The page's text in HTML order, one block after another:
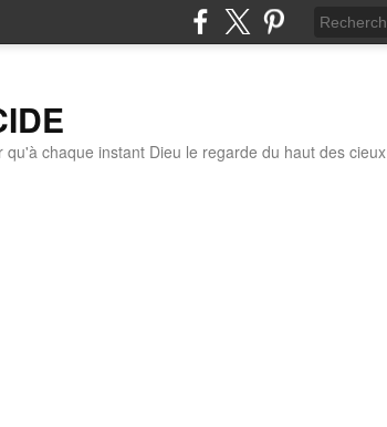
chaque instant Dieu le regarde du haut des cieux